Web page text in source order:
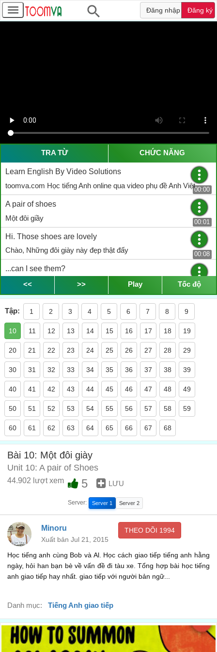
Đăng nhập Đăng ký
TRA TỪ CHỨC NĂNG
Learn English By Video Solutions
toomva.com Học tiếng Anh online qua video phụ đề Anh Việt00:00
A pair of shoes
Một đôi giầy
00:01
Hi. Those shoes are lovely
Chào, Những đôi giày này đẹp thật đấy
00:08
...can I see them?
Tôi có thể xem không?
00:11
Which one do you like?
Anh muốn đôi nào?
00:14
That Actare looks really cool
Đôi hiệu Actare nhìn đẹp đấy
The black ones
Cho tôi đôi màu đen
00:23
The black ones
Đôi màu đen
00:24
They are quite lovely, imported from Italy
Đôi này rất đẹp, hàng nhập khẩu từ Ý
I’ve been to Italy
Tôi đã từng đến Ý rồi
00:34
These shoes are $80
Đôi này $80
$80. That’s so expensive
$80 đắt quá
Chẳng đắt lắm đâu
...Only $40 for one shoe
Chỉ có $40 một chiếc mà
00:46
<< >> Play Tốc độ
Tập: 1 2 3 4 5 6 7 8 9
10 11 12 13 14 15 16 17 18 19
20 21 22 23 24 25 26 27 28 29
30 31 32 33 34 35 36 37 38 39
40 41 42 43 44 45 46 47 48 49
50 51 52 53 54 55 56 57 58 59
60 61 62 63 64 65 66 67 68
Bài 10: Một đôi giày
Unit 10: A pair of Shoes
44.902 lượt xem 5 LƯU
Server: Server 1 Server 2
Minoru
Xuất bản Jul 21, 2015
THEO DÕI 1994
Học tiếng anh cùng Bob và Al. Học cách giao tiếp tiếng anh hằng
ngày, hỏi han bạn bè về vấn đề đi tàu xe. Tổng hợp bài học tiếng
anh giao tiếp hay nhất. giao tiếp với người bản ngữ...
Danh mục: Tiếng Anh giao tiếp